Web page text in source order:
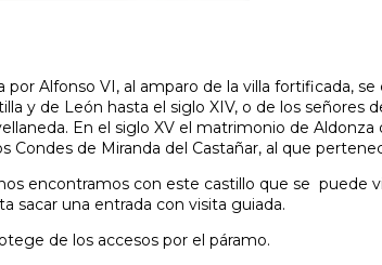
por Alfonso VI, al amparo de la villa fortificada,
y de León hasta el siglo XIV, o de los señores
En el siglo XV el matrimonio de
de Miranda del Castañar, al que
encontramos con este castillo que se puede
sacar una entrada con visita guiada.
de los accesos por el páramo.